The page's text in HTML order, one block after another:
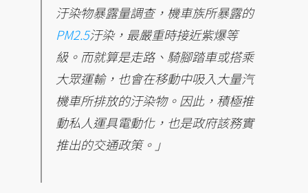
汙染物暴露量調查，機車族所暴露的
PM2.5汙染，最嚴重時接近紫爆等
級。而就算是走路、騎腳踏車或搭乘
大眾運輸，也會在移動中吸入大量汽
機車所排放的汙染物。因此，積極推
動私人運具電動化，也是政府該務實
推出的交通政策。」